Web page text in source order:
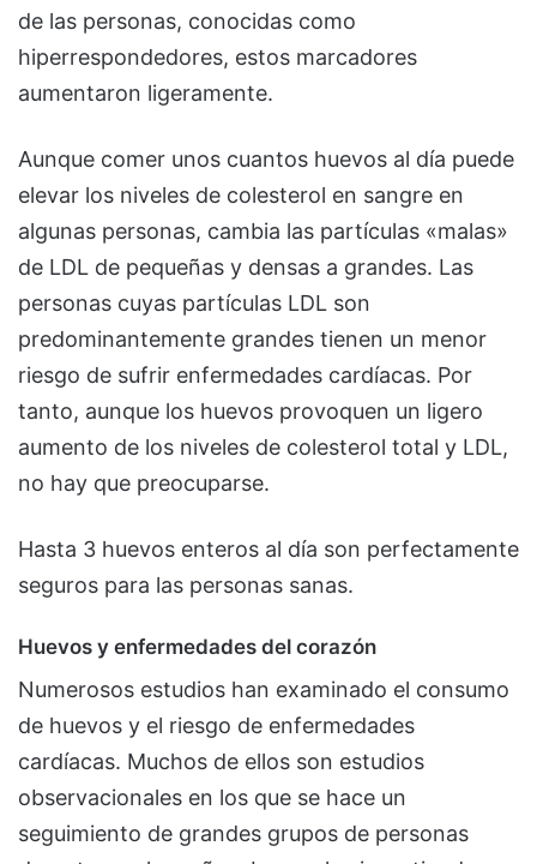
de las personas, conocidas como
hiperrespondedores, estos marcadores
aumentaron ligeramente.
Aunque comer unos cuantos huevos al día puede
elevar los niveles de colesterol en sangre en
algunas personas, cambia las partículas «malas»
de LDL de pequeñas y densas a grandes. Las
personas cuyas partículas LDL son
predominantemente grandes tienen un menor
riesgo de sufrir enfermedades cardíacas. Por
tanto, aunque los huevos provoquen un ligero
aumento de los niveles de colesterol total y LDL,
no hay que preocuparse.
Hasta 3 huevos enteros al día son perfectamente
seguros para las personas sanas.
Huevos y enfermedades del corazón
Numerosos estudios han examinado el consumo
de huevos y el riesgo de enfermedades
cardíacas. Muchos de ellos son estudios
observacionales en los que se hace un
seguimiento de grandes grupos de personas